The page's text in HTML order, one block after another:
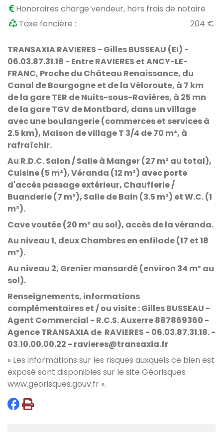
Honoraires charge vendeur, hors frais de notaire
Taxe foncière :
204 €
TRANSAXIA RAVIERES - Gilles BUSSEAU (EI) -
06.03.87.31.18 - Entre RAVIERES etANCY-LE-
FRANC, Proche du Château Renaissance, du
Canal de Bourgogne et de la Véloroute, à 7 km
de la gare TER de Nuits-sous-Ravières, à 25 mn
de la gare TGV de Montbard, dans un village
avec une boulangerie (commerces et services à
2.5 km), Maison de village T 3/4 de 70 m², à
rafraîchir.
Au R.D.C. Salon / Salle à Manger (27 m² au total),
Cuisine (5 m²), Véranda (12 m²) avec porte
d'accès passage extérieur, Chaufferie /
Buanderie (7 m²), Salle de Bain (3.5 m²) et W.C. (1
m²).
Cave voutée (20 m² au sol), accès de la véranda.
Au niveau 1, deux Chambres en enfilade (17 et 18
m²).
Au niveau 2, Grenier mansardé (environ 34 m² au
sol).
Renseignements, informations
complémentaires et / ou visite :Gilles BUSSEAU -
Agent Commercial - R.C.S. Auxerre 887869360 -
Agence TRANSAXIA de RAVIERES - 06.03.87.31.18. -
03.10.00.00.22 - ravieres@transaxia.fr
« Les informations sur les risques auxquels ce bien est
exposé sont disponibles sur le site Géorisques
www.georisques.gouv.fr ».